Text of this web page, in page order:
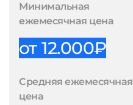
Минимальная
ежемесячная цена
от 12.000₽
Средняя ежемесячная
цена